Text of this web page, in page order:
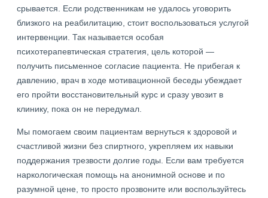
срывается. Если родственникам не удалось уговорить
близкого на реабилитацию, стоит воспользоваться услугой
интервенции. Так называется особая
психотерапевтическая стратегия, цель которой —
получить письменное согласие пациента. Не прибегая к
давлению, врач в ходе мотивационной беседы убеждает
его пройти восстановительный курс и сразу увозит в
клинику, пока он не передумал.
Мы помогаем своим пациентам вернуться к здоровой и
счастливой жизни без спиртного, укрепляем их навыки
поддержания трезвости долгие годы. Если вам требуется
наркологическая помощь на анонимной основе и по
разумной цене, то просто прозвоните или воспользуйтесь